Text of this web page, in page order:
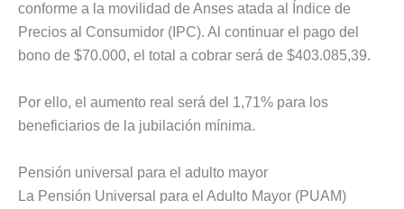
conforme a la movilidad de Anses atada al Índice de
Precios al Consumidor (IPC). Al continuar el pago del
bono de $70.000, el total a cobrar será de $403.085,39.
Por ello, el aumento real será del 1,71% para los
beneficiarios de la jubilación mínima.
Pensión universal para el adulto mayor
La Pensión Universal para el Adulto Mayor (PUAM)